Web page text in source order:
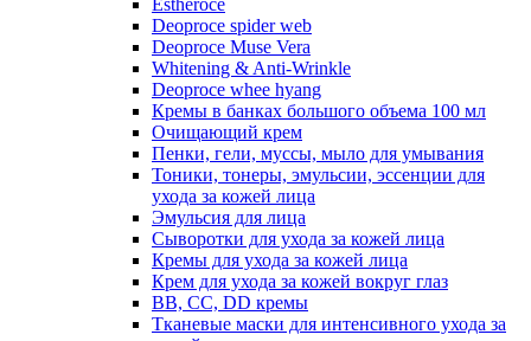
Estheroce
Deoproce spider web
Deoproce Muse Vera
Whitening & Anti-Wrinkle
Deoproce whee hyang
Кремы в банках большого объема 100 мл
Очищающий крем
Пенки, гели, муссы, мыло для умывания
Тоники, тонеры, эмульсии, эссенции для
ухода за кожей лица
Эмульсия для лица
Сыворотки для ухода за кожей лица
Кремы для ухода за кожей лица
Крем для ухода за кожей вокруг глаз
BB, CC, DD кремы
Тканевые маски для интенсивного ухода за